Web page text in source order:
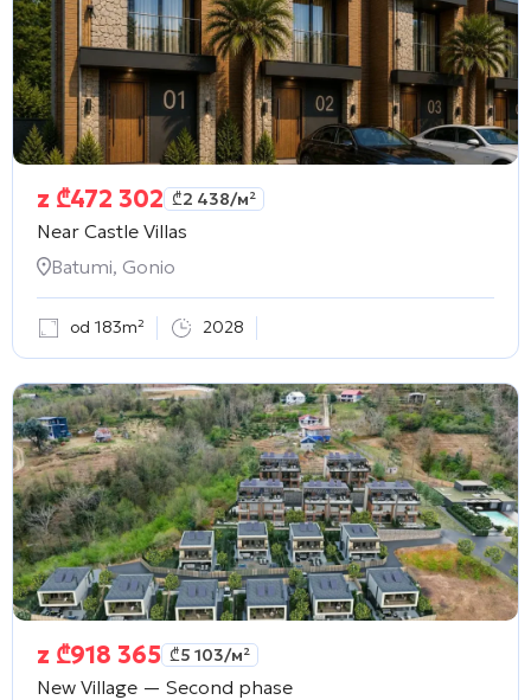
z ₾472 302 ₾2 438/м²
Near Castle Villas
Batumi, Gonio
od 183m² 2028
z ₾918 365 ₾5 103/м²
New Village — Second phase